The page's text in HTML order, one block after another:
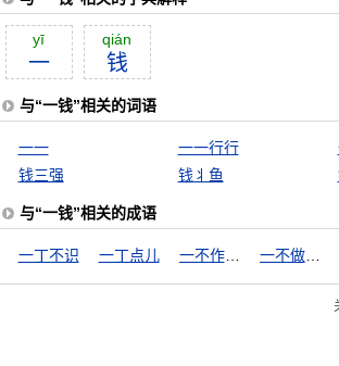
yī
一
qián
钱
与“一钱”相关的词语
一一 一一行行
钱三强
钱丬鱼
与“一钱”相关的成语
一丁不识 一丁点儿 一不作，二不休 一不做，二不休